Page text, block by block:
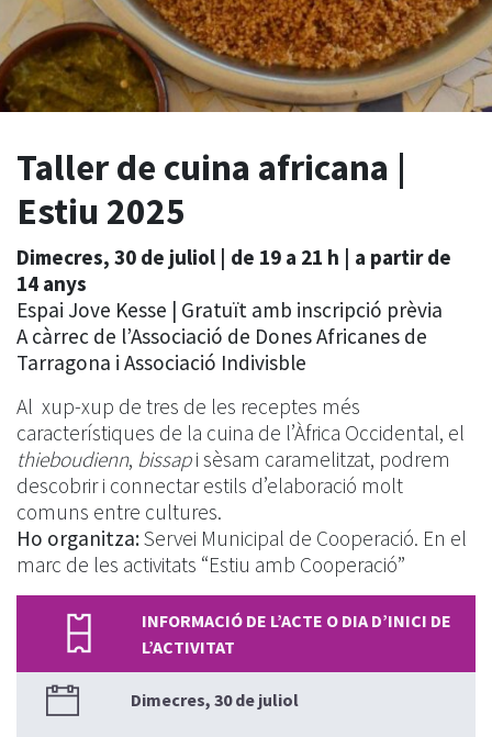
Taller de cuina africana |
Estiu 2025
Dimecres, 30 de juliol | de 19 a 21 h | a partir de
14 anys
Espai Jove Kesse | Gratuït amb inscripció prèvia
A càrrec de l’Associació de Dones Africanes de
Tarragona i Associació Indivisble
Al xup-xup de tres de les receptes més
característiques de la cuina de l’Àfrica Occidental, el
thieboudienn, bissapi sèsam caramelitzat, podrem
descobrir i connectar estils d’elaboració molt
comuns entre cultures.
Ho organitza:Servei Municipal de Cooperació. En el
marc de les activitats “Estiu amb Cooperació”
INFORMACIÓ DE L’ACTE O DIA D’INICI DE
L’ACTIVITAT
Dimecres, 30 de juliol